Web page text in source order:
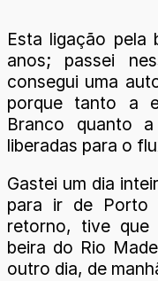
Esta ligação pela
anos; passei
consegui uma
porque tanto a
Branco quanto
liberadas para o
Gastei um dia
para ir de Porto
retorno, tive
beira do Rio
outro dia, de